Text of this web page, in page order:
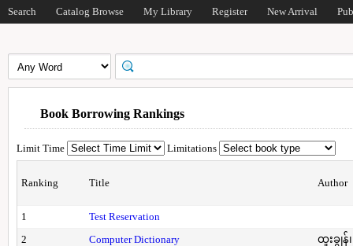
Search Catalog Browse My Library Register New Arrival
Book Borrowing Rankings
Limit Time Limitations
Ranking Title Author
1
Test Reservation
2
Computer Dictionary ထူးချွန်